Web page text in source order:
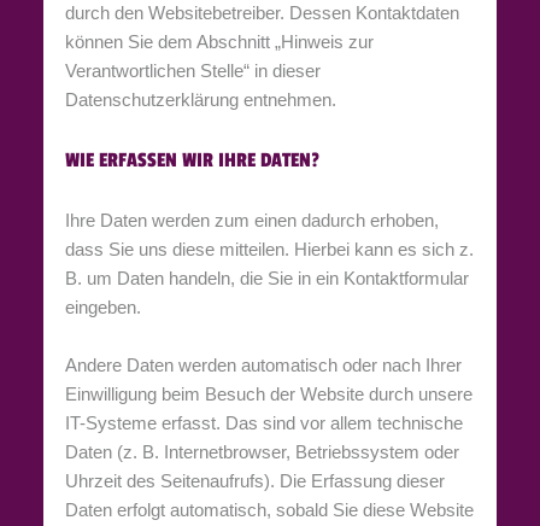
durch den Websitebetreiber. Dessen Kontaktdaten
können Sie dem Abschnitt „Hinweis zur
Verantwortlichen Stelle“ in dieser
Datenschutzerklärung entnehmen.
WIE ERFASSEN WIR IHRE DATEN?
Ihre Daten werden zum einen dadurch erhoben,
dass Sie uns diese mitteilen. Hierbei kann es sich z.
B. um Daten handeln, die Sie in ein Kontaktformular
eingeben.
Andere Daten werden automatisch oder nach Ihrer
Einwilligung beim Besuch der Website durch unsere
IT-Systeme erfasst. Das sind vor allem technische
Daten (z. B. Internetbrowser, Betriebssystem oder
Uhrzeit des Seitenaufrufs). Die Erfassung dieser
Daten erfolgt automatisch, sobald Sie diese Website